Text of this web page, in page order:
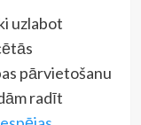
uzlabot
pārvietošanu
radīt